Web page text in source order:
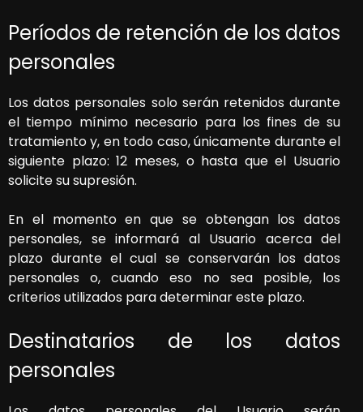
Períodos de retención de los datos
personales
Los datos personales solo serán retenidos durante
el tiempo mínimo necesario para los fines de su
tratamiento y, en todo caso, únicamente durante el
siguiente plazo:12 meses, o hasta que el Usuario
solicite su supresión.
En el momento en que se obtengan los datos
personales, se informará al Usuario acerca del
plazo durante el cual se conservarán los datos
personales o, cuando eso no sea posible, los
criterios utilizados para determinar este plazo.
Destinatarios de los datos
personales